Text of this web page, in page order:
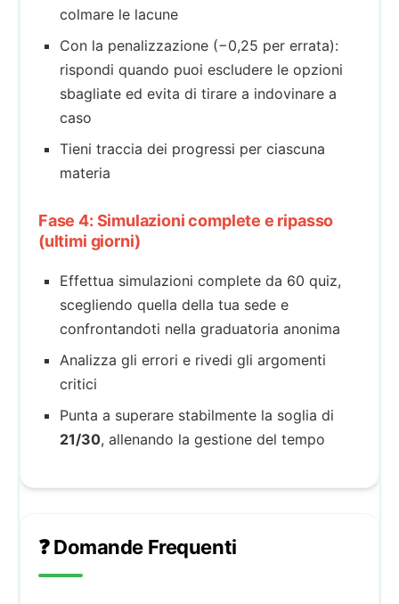
colmare le lacune
Con la penalizzazione (−0,25 per errata):
rispondi quando puoi escludere le opzioni
sbagliate ed evita di tirare a indovinare a
caso
Tieni traccia dei progressi per ciascuna
materia
Fase 4: Simulazioni complete e ripasso
(ultimi giorni)
Effettua simulazioni complete da 60 quiz,
scegliendo quella della tua sede e
confrontandoti nella graduatoria anonima
Analizza gli errori e rivedi gli argomenti
critici
Punta a superare stabilmente la soglia di
21/30, allenando la gestione del tempo
❓ Domande Frequenti